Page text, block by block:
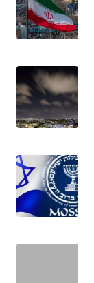
WN
KEPRI
WN
PAPUA
WN
WN
RIAU